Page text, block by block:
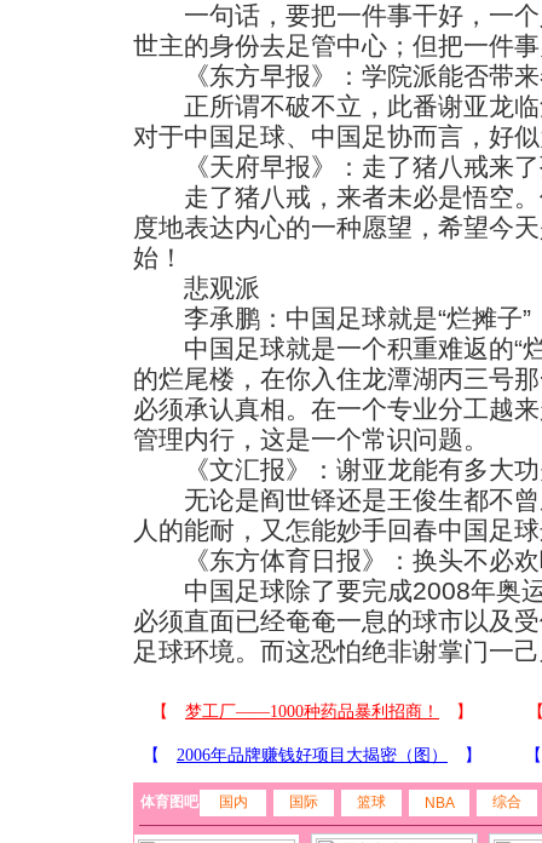
一句话，要把一件事干好，一个
世主的身份去足管中心；但把一件
《东方早报》：学院派能否带来
正所谓不破不立，此番谢亚龙临
对于中国足球、中国足协而言，好
《天府早报》：走了猪八戒来了
走了猪八戒，来者未必是悟空。
度地表达内心的一种愿望，希望今
始！
悲观派
李承鹏：中国足球就是“烂摊子”
中国足球就是一个积重难返的“
的烂尾楼，在你入住龙潭湖丙三号
必须承认真相。在一个专业分工越
管理内行，这是一个常识问题。
《文汇报》：谢亚龙能有多大功
无论是阎世铎还是王俊生都不曾
人的能耐，又怎能妙手回春中国足
《东方体育日报》：换头不必
中国足球除了要完成2008年奥运
必须直面已经奄奄一息的球市以及
足球环境。而这恐怕绝非谢掌门一
体育图吧 国内 国际 篮球 NBA 综合